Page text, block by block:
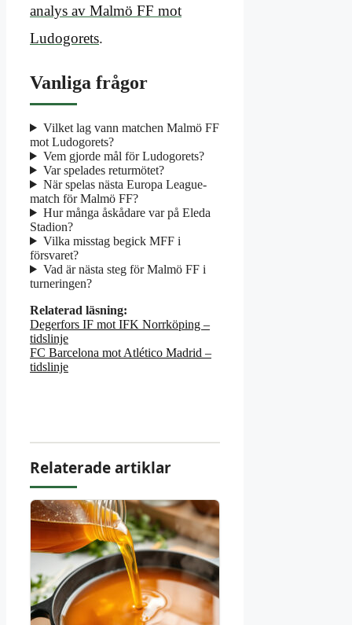
analys av Malmö FF mot
Ludogorets.
Vanliga frågor
Vilket lag vann matchen Malmö FF
mot Ludogorets?
Vem gjorde mål för Ludogorets?
Var spelades returmötet?
När spelas nästa Europa League-
match för Malmö FF?
Hur många åskådare var på Eleda
Stadion?
Vilka misstag begick MFF i
försvaret?
Vad är nästa steg för Malmö FF i
turneringen?
Relaterad läsning:
Degerfors IF mot IFK Norrköping –
tidslinje
FC Barcelona mot Atlético Madrid –
tidslinje
Relaterade artiklar